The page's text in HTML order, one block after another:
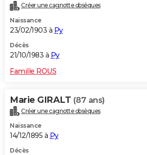
Créer une cagnotte obsèques
Naissance
23/02/1903 à Py
Décès
21/10/1983 à Py
Famille ROUS
Marie GIRALT (87 ans)
Créer une cagnotte obsèques
Naissance
14/12/1895 à Py
Décès